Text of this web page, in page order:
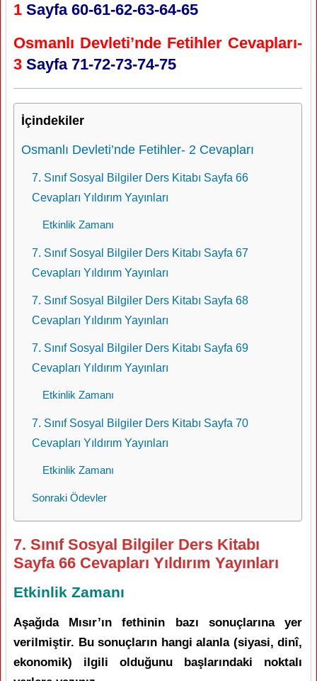
1 Sayfa 60-61-62-63-64-65
Osmanlı Devleti’nde Fetihler Cevapları-
3 Sayfa 71-72-73-74-75
İçindekiler
Osmanlı Devleti’nde Fetihler- 2 Cevapları
7. Sınıf Sosyal Bilgiler Ders Kitabı Sayfa 66
Cevapları Yıldırım Yayınları
Etkinlik Zamanı
7. Sınıf Sosyal Bilgiler Ders Kitabı Sayfa 67
Cevapları Yıldırım Yayınları
7. Sınıf Sosyal Bilgiler Ders Kitabı Sayfa 68
Cevapları Yıldırım Yayınları
7. Sınıf Sosyal Bilgiler Ders Kitabı Sayfa 69
Cevapları Yıldırım Yayınları
Etkinlik Zamanı
7. Sınıf Sosyal Bilgiler Ders Kitabı Sayfa 70
Cevapları Yıldırım Yayınları
Etkinlik Zamanı
Sonraki Ödevler
7. Sınıf Sosyal Bilgiler Ders Kitabı
Sayfa 66 Cevapları Yıldırım Yayınları
Etkinlik Zamanı
Aşağıda Mısır’ın fethinin bazı sonuçlarına yer
verilmiştir. Bu sonuçların hangi alanla (siyasi, dinî,
ekonomik) ilgili olduğunu başlarındaki noktalı